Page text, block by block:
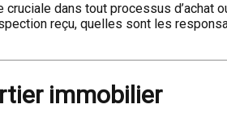
cruciale dans tout processus
reçu, quelles sont les
immobilier